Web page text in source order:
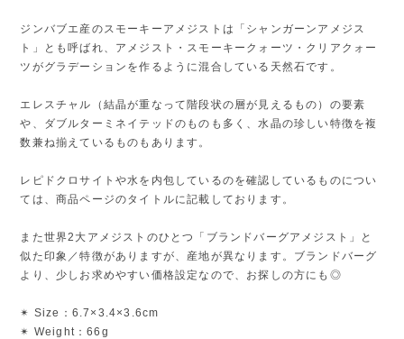
ジンバブエ産のスモーキーアメジストは「シャンガーンアメジス
ト」とも呼ばれ、アメジスト・スモーキークォーツ・クリアクォー
ツがグラデーションを作るように混合している天然石です。
エレスチャル（結晶が重なって階段状の層が見えるもの）の要素
や、ダブルターミネイテッドのものも多く、水晶の珍しい特徴を複
数兼ね揃えているものもあります。
レピドクロサイトや水を内包しているのを確認しているものについ
ては、商品ページのタイトルに記載しております。
また世界2大アメジストのひとつ「ブランドバーグアメジスト」と
似た印象／特徴がありますが、産地が異なります。ブランドバーグ
より、少しお求めやすい価格設定なので、お探しの方にも◎
✴︎ Size：6.7×3.4×3.6cm
✴︎ Weight：66g